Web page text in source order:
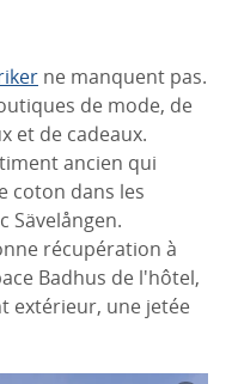
ne manquent pas.
de mode, de
et de cadeaux.
ancien qui
coton dans les
Sävelången.
récupération à
Badhus de l'hôtel,
extérieur, une jetée